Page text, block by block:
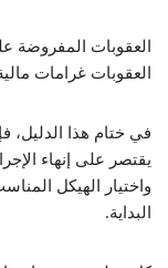
العقوبات
العقوبات غرامات
في ختام هذا الدليل،
يقتصر على إنهاء
واختيار الهيكل
البداية.